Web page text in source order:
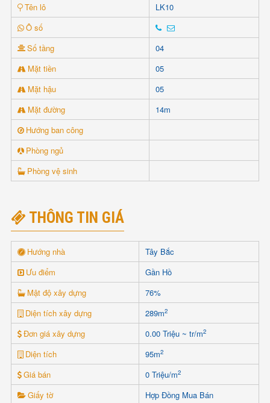
Tên lô
LK10
Ô số
Số tầng
04
Mặt tiền
05
Mặt hậu
05
Mặt đường
14m
Hướng ban công
Phòng ngủ
Phòng vệ sinh
THÔNG TIN GIÁ
Hướng nhà
Tây Bắc
Ưu điểm
Gần Hồ
Mật độ xây dựng
76%
Diện tích xây dựng
289m2
Đơn giá xây dựng 0.00 Triệu ~ tr/m2
Diện tích 95m2
Giá bán 0 Triệu/m2
Giấy tờ Hợp Đồng Mua Bán